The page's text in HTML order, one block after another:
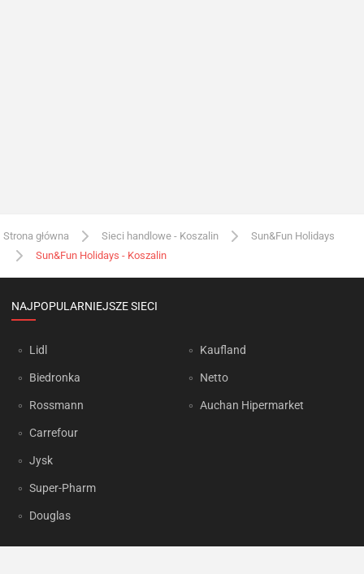
Strona główna Sieci handlowe - Koszalin
Sun&Fun Holidays
Sun&Fun Holidays - Koszalin
NAJPOPULARNIEJSZE SIECI
Lidl
Biedronka
Rossmann
Carrefour
Jysk
Super-Pharm
Douglas
Kaufland
Netto
Auchan Hipermarket